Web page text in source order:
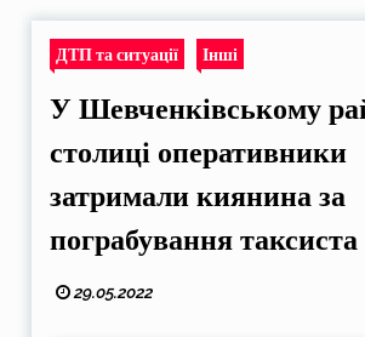
ДТП та ситуації Інші
У Шевченківському
столиці оперативники
затримали киянина за
пограбування таксиста
29.05.2022